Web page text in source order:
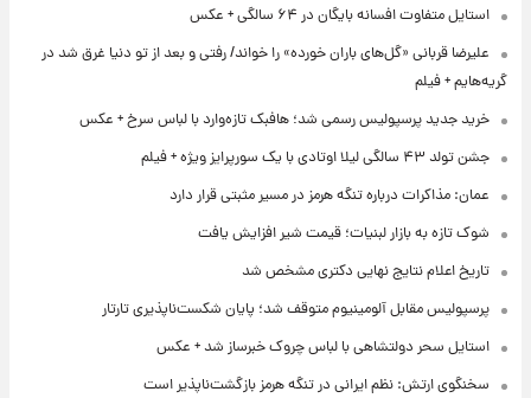
استایل متفاوت افسانه بایگان در ۶۴ سالگی + عکس
علیرضا قربانی «گل‌های باران خورده» را خواند/ رفتی و بعد از تو دنیا غرق شد در
گریه‌هایم + فیلم
خرید جدید پرسپولیس رسمی شد؛ هافبک تازه‌وارد با لباس سرخ + عکس
جشن تولد ۴۳ سالگی لیلا اوتادی با یک سورپرایز ویژه + فیلم
عمان: مذاکرات درباره تنگه هرمز در مسیر مثبتی قرار دارد
شوک تازه به بازار لبنیات؛ قیمت شیر افزایش یافت
تاریخ اعلام نتایج نهایی دکتری مشخص شد
پرسپولیس مقابل آلومینیوم متوقف شد؛ پایان شکست‌ناپذیری تارتار
استایل سحر دولتشاهی با لباس چروک خبرساز شد + عکس
سخنگوی ارتش: نظم ایرانی در تنگه هرمز بازگشت‌ناپذیر است